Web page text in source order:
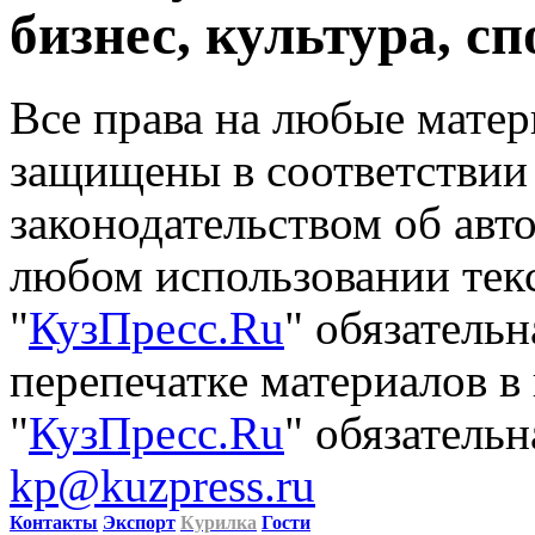
бизнес, культура,
Все права на любые
защищены в
законодательством об
любом использовании
"КузПресс.Ru"
перепечатке материалов
"КузПресс.Ru"
kp@kuzpress.ru
Контакты Экспорт Курилка Гости